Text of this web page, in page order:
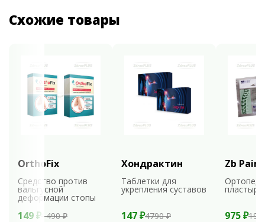
Схожие товары
OrthoFix
Средство против
вальгусной
деформации стопы
149 ₽ 1490 ₽
Хондрактин
Таблетки для
укрепления суставов
147 ₽4790 ₽
Zb Pain
пластыри
975 ₽